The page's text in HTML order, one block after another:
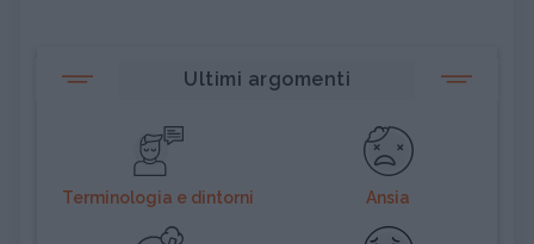
Ultimi argomenti
Terminologia e dintorni Ansia